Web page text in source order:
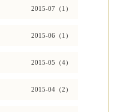
2015-07（1）
2015-06（1）
2015-05（4）
2015-04（2）